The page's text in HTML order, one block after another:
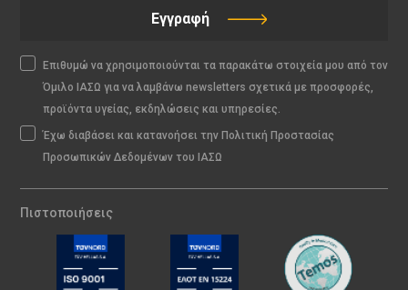
Εγγραφή
Επιθυμώ να χρησιμοποιούνται τα παρακάτω στοιχεία μου από τον
Όμιλο ΙΑΣΩ για να λαμβάνω newsletters σχετικά με προσφορές,
προϊόντα υγείας, εκδηλώσεις και υπηρεσίες.
Έχω διαβάσει και κατανοήσει την Πολιτική Προστασίας
Προσωπικών Δεδομένων του ΙΑΣΩ
Πιστοποιήσεις